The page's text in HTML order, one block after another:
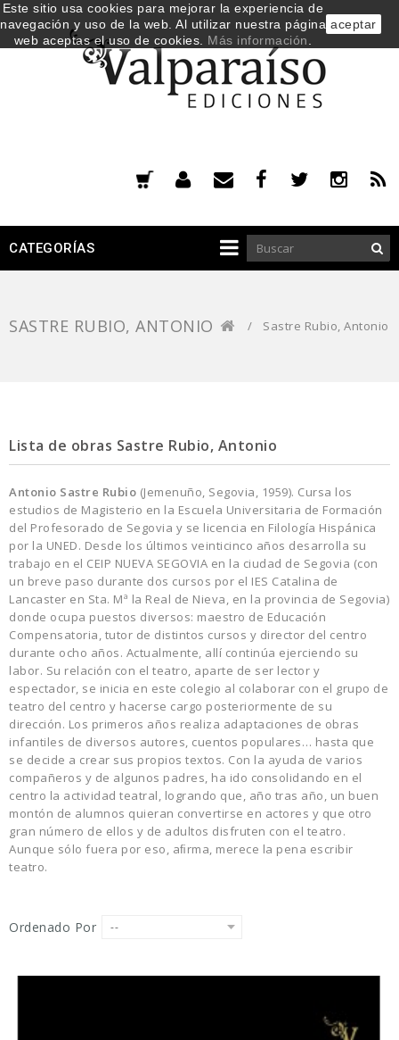
CATEGORÍAS
SASTRE RUBIO, ANTONIO / Sastre Rubio, Antonio
Lista de obras Sastre Rubio, Antonio
Antonio Sastre Rubio (Jemenuño, Segovia, 1959). Cursa los
estudios de Magisterio en la Escuela Universitaria de Formación
del Profesorado de Segovia y se licencia en Filología Hispánica
por la UNED. Desde los últimos veinticinco años desarrolla su
trabajo en el CEIP NUEVA SEGOVIA en la ciudad de Segovia (con
un breve paso durante dos cursos por el IES Catalina de
Lancaster en Sta. Mª la Real de Nieva, en la provincia de Segovia)
donde ocupa puestos diversos: maestro de Educación
Compensatoria, tutor de distintos cursos y director del centro
durante ocho años. Actualmente, allí continúa ejerciendo su
labor. Su relación con el teatro, aparte de ser lector y
espectador, se inicia en este colegio al colaborar con el grupo de
teatro del centro y hacerse cargo posteriormente de su
dirección. Los primeros años realiza adaptaciones de obras
infantiles de diversos autores, cuentos populares… hasta que
se decide a crear sus propios textos. Con la ayuda de varios
compañeros y de algunos padres, ha ido consolidando en el
centro la actividad teatral, logrando que, año tras año, un buen
montón de alumnos quieran convertirse en actores y que otro
gran número de ellos y de adultos disfruten con el teatro.
Aunque sólo fuera por eso, aﬁrma, merece la pena escribir
teatro.
Ordenado Por --
Este sitio usa cookies para mejorar la experiencia de
navegación y uso de la web. Al utilizar nuestra página
web aceptas el uso de cookies. Más información
aceptar